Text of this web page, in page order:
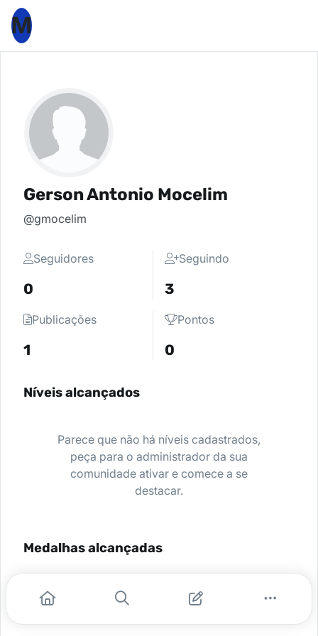
M
Gerson Antonio Mocelim
@gmocelim
Seguidores
0
Seguindo
3
Publicações
1
Pontos
0
Níveis alcançados
Parece que não há níveis cadastrados,
peça para o administrador da sua
comunidade ativar e comece a se
destacar.
Medalhas alcançadas
Nenhuma medalha encontrada